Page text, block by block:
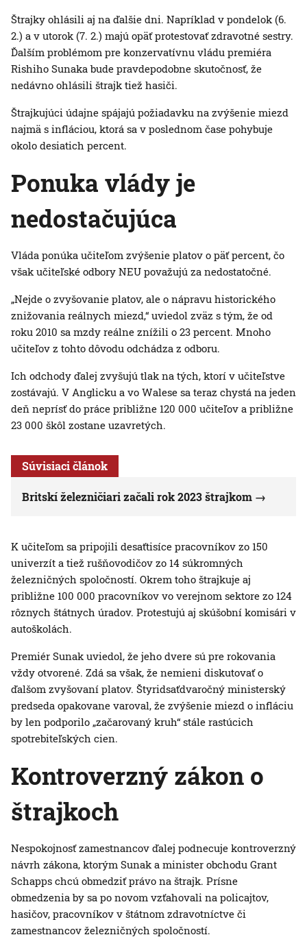
Štrajky ohlásili aj na ďalšie dni. Napríklad v pondelok (6.
2.) a v utorok (7. 2.) majú opäť protestovať zdravotné sestry.
Ďalším problémom pre konzervatívnu vládu premiéra
Rishiho Sunaka bude pravdepodobne skutočnosť, že
nedávno ohlásili štrajk tiež hasiči.
Štrajkujúci údajne spájajú požiadavku na zvýšenie miezd
najmä s infláciou, ktorá sa v poslednom čase pohybuje
okolo desiatich percent.
Ponuka vlády je
nedostačujúca
Vláda ponúka učiteľom zvýšenie platov o päť percent, čo
však učiteľské odbory NEU považujú za nedostatočné.
„Nejde o zvyšovanie platov, ale o nápravu historického
znižovania reálnych miezd,“ uviedol zväz s tým, že od
roku 2010 sa mzdy reálne znížili o 23 percent. Mnoho
učiteľov z tohto dôvodu odchádza z odboru.
Ich odchody ďalej zvyšujú tlak na tých, ktorí v učiteľstve
zostávajú. V Anglicku a vo Walese sa teraz chystá na jeden
deň neprísť do práce približne 120 000 učiteľov a približne
23 000 škôl zostane uzavretých.
Súvisiaci článok
Britskí železničiari začali rok 2023 štrajkom
K učiteľom sa pripojili desaťtisíce pracovníkov zo 150
univerzít a tiež rušňovodičov zo 14 súkromných
železničných spoločností. Okrem toho štrajkuje aj
približne 100 000 pracovníkov vo verejnom sektore zo 124
rôznych štátnych úradov. Protestujú aj skúšobní komisári v
autoškolách.
Premiér Sunak uviedol, že jeho dvere sú pre rokovania
vždy otvorené. Zdá sa však, že nemieni diskutovať o
ďalšom zvyšovaní platov. Štyridsaťdvaročný ministerský
predseda opakovane varoval, že zvýšenie miezd o infláciu
by len podporilo „začarovaný kruh“ stále rastúcich
spotrebiteľských cien.
Kontroverzný zákon o
štrajkoch
Nespokojnosť zamestnancov ďalej podnecuje kontroverzný
návrh zákona, ktorým Sunak a minister obchodu Grant
Schapps chcú obmedziť právo na štrajk. Prísne
obmedzenia by sa po novom vzťahovali na policajtov,
hasičov, pracovníkov v štátnom zdravotníctve či
zamestnancov železničných spoločností.